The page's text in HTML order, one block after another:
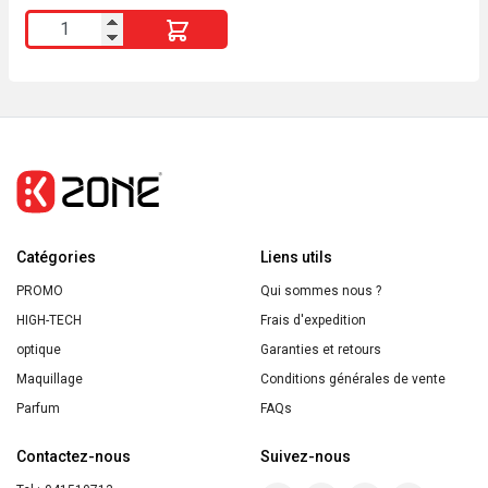
initial
était :
2800 DA.
actuel
est :
2500 DA.
quantité
de
Corps
Fleur
Prés
&
Bruyère
390ml
Catégories
PROMO
HIGH-TECH
optique
Maquillage
Parfum
Liens utils
Qui sommes nous ?
Frais d'expedition
Garanties et retours
Conditions générales de vente
FAQs
Contactez-nous Suivez-nous